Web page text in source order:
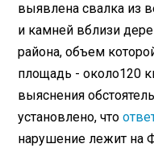
выявлена свалка из
и камней вблизи
района, объем
площадь - около120
выяснения
установлено, что
нарушение лежит на